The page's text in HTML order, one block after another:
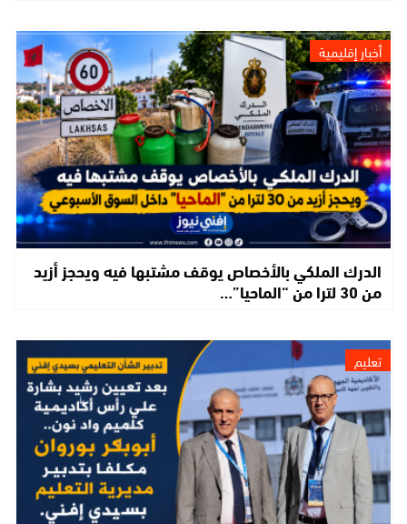
أخبار إقليمية
الدرك الملكي بالأخصاص يوقف مشتبها فيه ويحجز أزيد
من 30 لترا من “الماحيا”…
تعليم